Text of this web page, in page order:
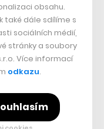
těžko se nám
předčila
výrazně nejlepší
měla firma vyrůst
snaží o to,
obsahu.
také dále sdílíme s
sociálních médií,
stránky a soubory
Více informací
odkazu.